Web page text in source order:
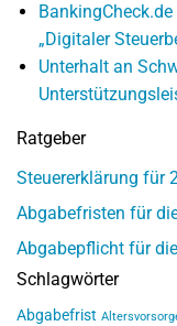
„Digitaler
Unterhalt an
Ratgeber
Steuererklärung für
Abgabefristen für
Abgabepflicht für
Schlagwörter
Abgabefrist